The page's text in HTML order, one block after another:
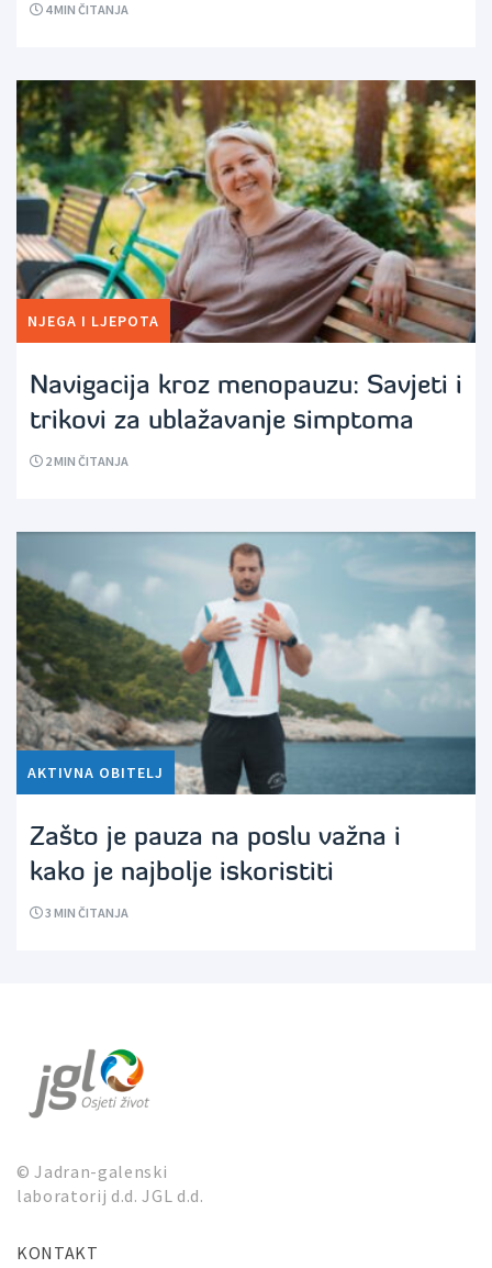
4MIN ČITANJA
NJEGA I LJEPOTA
Navigacija kroz menopauzu: Savjeti i
trikovi za ublažavanje simptoma
2MIN ČITANJA
AKTIVNA OBITELJ
Zašto je pauza na poslu važna i
kako je najbolje iskoristiti
3 MIN ČITANJA
© Jadran-galenski
laboratorij d.d. JGL d.d.
KONTAKT